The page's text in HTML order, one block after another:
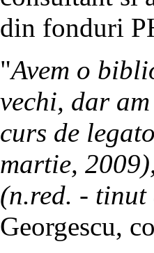
din fonduri
"Avem o
vechi, dar
curs de
martie,
(n.red. -
Georgescu,